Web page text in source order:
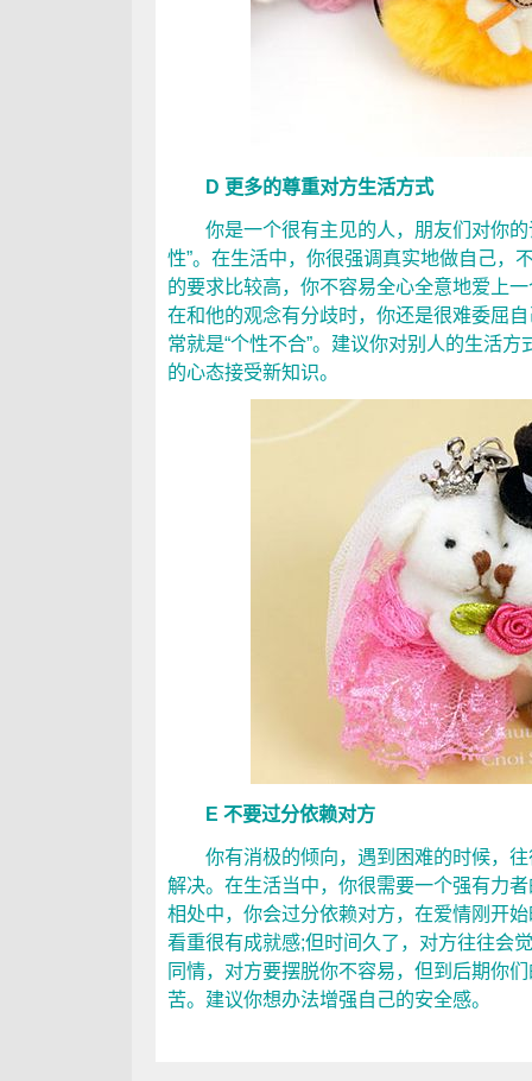
D 更多的尊重对方生活方式
你是一个很有主见的人，朋友们对你的
性”。在生活中，你很强调真实地做自己，
的要求比较高，你不容易全心全意地爱上
在和他的观念有分歧时，你还是很难委屈
常就是“个性不合”。建议你对别人的生活
的心态接受新知识。
E 不要过分依赖对方
你有消极的倾向，遇到困难的时候，往
解决。在生活当中，你很需要一个强有力
相处中，你会过分依赖对方，在爱情刚开
看重很有成就感;但时间久了，对方往往会
同情，对方要摆脱你不容易，但到后期你
苦。建议你想办法增强自己的安全感。